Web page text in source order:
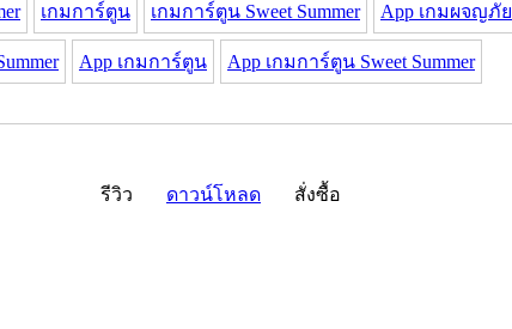
เกมการ์ตูน เกมการ์ตูน Sweet Summer App เกมผจญภัย
App เกมการ์ตูน App เกมการ์ตูน Sweet Summer
รีวิว ดาวน์โหลด สั่งซื้อ